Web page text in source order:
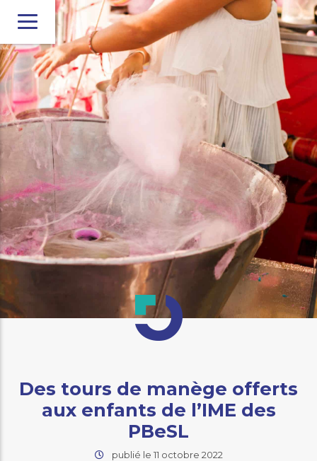
Des tours de manège offerts
aux enfants de l’IME des
PBeSL
publié le 11 octobre 2022